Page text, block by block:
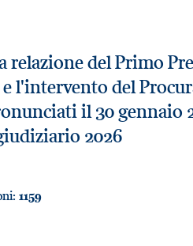
relazione del Primo
e l'intervento del
il 30 gennaio
2026
1159